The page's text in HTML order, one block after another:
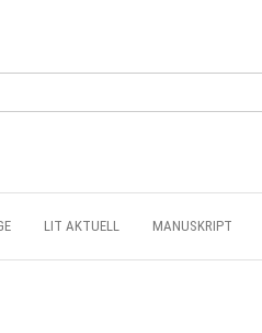
LIT AKTUELL MANUSKRIPT